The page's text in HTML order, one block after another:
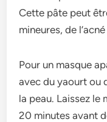
Cette pâte peut
mineures, de
Pour un masque
avec du yaourt ou
la peau. Laissez le
20 minutes avant